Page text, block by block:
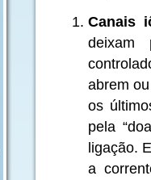
Canais
deixam
abrem
os
pela
ligação.
a